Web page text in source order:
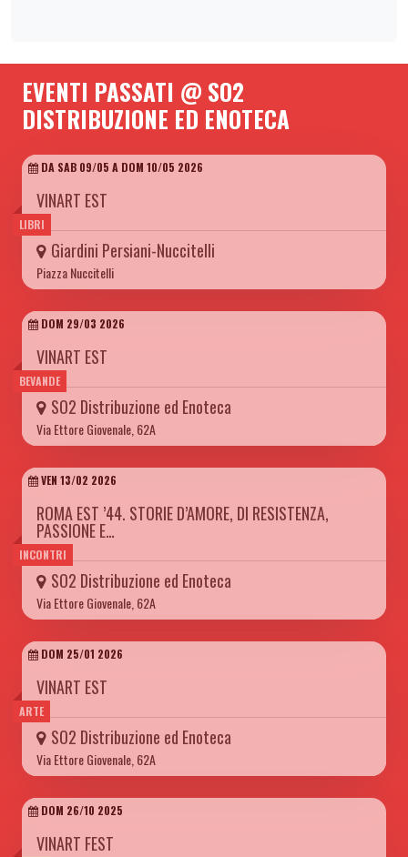
EVENTI PASSATI @ SO2
DISTRIBUZIONE ED ENOTECA
LIBRI
DA SAB 09/05 A DOM 10/05 2026
VINART EST
Giardini Persiani-Nuccitelli
Piazza Nuccitelli
BEVANDE
DOM 29/03 2026
VINART EST
SO2 Distribuzione ed Enoteca
Via Ettore Giovenale, 62A
INCONTRI
VEN 13/02 2026
ROMA EST ’44. STORIE D’AMORE, DI RESISTENZA,
PASSIONE E…
SO2 Distribuzione ed Enoteca
Via Ettore Giovenale, 62A
ARTE
DOM 25/01 2026
VINART EST
SO2 Distribuzione ed Enoteca
Via Ettore Giovenale, 62A
DOM 26/10 2025
VINART FEST